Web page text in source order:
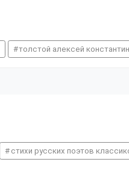
толстой алексей
стихи русских поэтов